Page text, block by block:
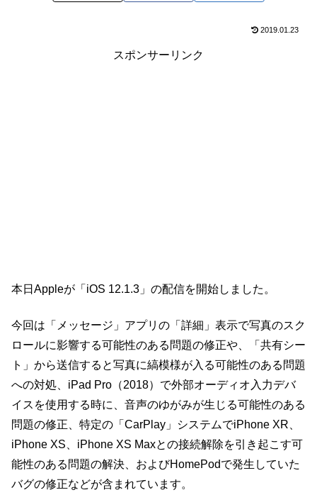
2019.01.23
スポンサーリンク
本日Appleが「iOS 12.1.3」の配信を開始しました。
今回は「メッセージ」アプリの「詳細」表示で写真のスク
ロールに影響する可能性のある問題の修正や、「共有シー
ト」から送信すると写真に縞模様が入る可能性のある問題
への対処、iPad Pro（2018）で外部オーディオ入力デバ
イスを使用する時に、音声のゆがみが生じる可能性のある
問題の修正、特定の「CarPlay」システムでiPhone XR、
iPhone XS、iPhone XS Maxとの接続解除を引き起こす可
能性のある問題の解決、およびHomePodで発生していた
バグの修正などが含まれています。